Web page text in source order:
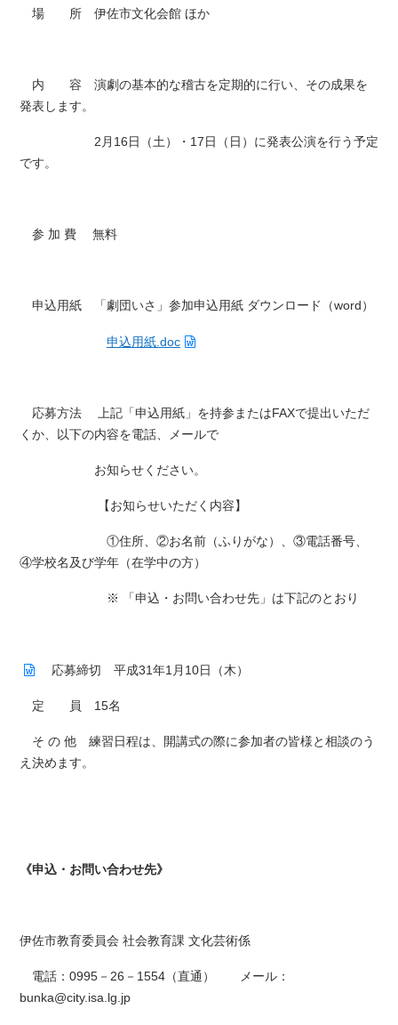
場 所 伊佐市文化会館 ほか
内 容 演劇の基本的な稽古を定期的に行い、その成果を
発表します。
2月16日（土）・17日（日）に発表公演を行う予定
です。
参 加 費 無料
申込用紙 「劇団いさ」参加申込用紙 ダウンロード（word）
申込用紙.doc
応募方法 上記「申込用紙」を持参またはFAXで提出いただ
くか、以下の内容を電話、メールで
お知らせください。
【お知らせいただく内容】
①住所、②お名前（ふりがな）、③電話番号、
④学校名及び学年（在学中の方）
※ 「申込・お問い合わせ先」は下記のとおり
応募締切 平成31年1月10日（木）
定 員 15名
そ の 他 練習日程は、開講式の際に参加者の皆様と相談のう
え決めます。
《申込・お問い合わせ先》
伊佐市教育委員会 社会教育課 文化芸術係
電話：0995－26－1554（直通） メール：
bunka@city.isa.lg.jp